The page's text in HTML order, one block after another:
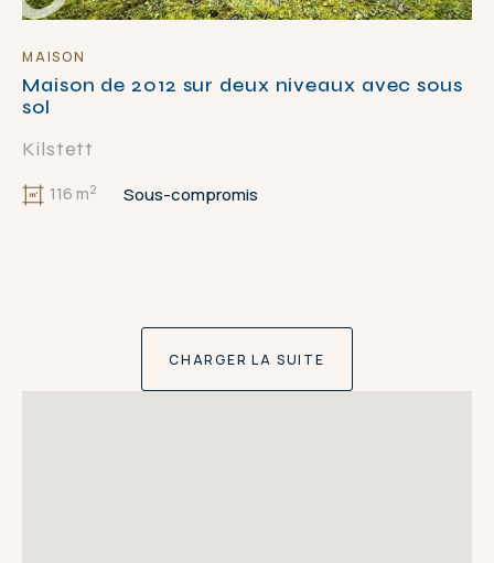
MAISON
Maison de 2012 sur deux niveaux avec sous
sol
Kilstett
116 m2 Sous-compromis
CHARGER LA SUITE